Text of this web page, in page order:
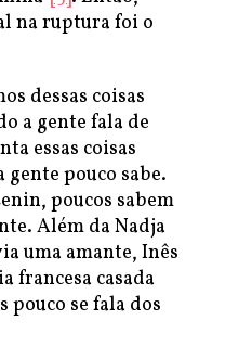
na ruptura foi o
dessas coisas
a gente fala de
essas coisas
gente pouco sabe.
poucos sabem
Além da Nadja
uma amante, Inês
francesa casada
pouco se fala dos